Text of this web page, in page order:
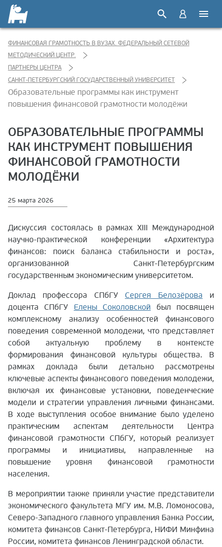
ФИНАНСОВАЯ ГРАМОТНОСТЬ В ВУЗАХ. ФЕДЕРАЛЬНЫЙ СЕТЕВОЙ
МЕТОДИЧЕСКИЙ ЦЕНТР.
ПАРТНЕРЫ ЦЕНТРА
САНКТ-ПЕТЕРБУРГСКИЙ ГОСУДАРСТВЕННЫЙ УНИВЕРСИТЕТ
Образовательные программы как инструмент
повышения финансовой грамотности молодёжи
ОБРАЗОВАТЕЛЬНЫЕ ПРОГРАММЫ
КАК ИНСТРУМЕНТ ПОВЫШЕНИЯ
ФИНАНСОВОЙ ГРАМОТНОСТИ
МОЛОДЁЖИ
25 марта 2026
Дискуссия состоялась в рамках XIII Международной
научно-практической конференции «Архитектура
финансов: поиск баланса стабильности и роста»,
организованной Санкт-Петербургским
государственным экономическим университетом.
Доклад профессора СПбГУ
Сергея Белозёрова
и
доцента СПбГУ
Елены Соколовской был посвящен
комплексному анализу особенностей финансового
поведения современной молодежи, что представляет
собой актуальную проблему в контексте
формирования финансовой культуры общества. В
рамках доклада были детально рассмотрены
ключевые аспекты финансового поведения молодежи,
включая их финансовые установки, поведенческие
модели и стратегии управления личными финансами.
В ходе выступления особое внимание было уделено
практическим аспектам деятельности Центра
финансовой грамотности СПбГУ, который реализует
программы и инициативы, направленные на
повышение уровня финансовой грамотности
населения.
В мероприятии также приняли участие представители
экономического факультета МГУ им. М.В. Ломоносова,
Северо-Западного главного управления Банка России,
комитета финансов Санкт-Петербурга, НИФИ Минфина
России, комитета финансов Ленинградской области.